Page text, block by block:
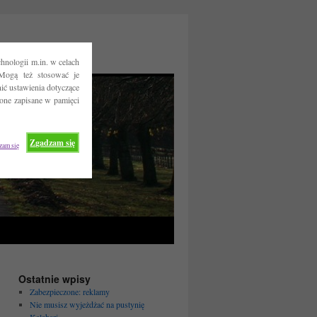
m.in. w celach
też stosować je
ustawienia dotyczące
zapisane w pamięci
Zgadzam się
się
Ostatnie wpisy
Zabezpieczone: reklamy
Nie musisz wyjeżdżać na pustynię